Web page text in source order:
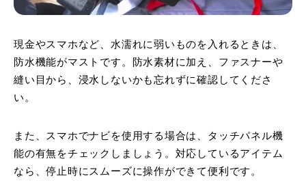
現金やスマホなど、水濡れに弱いものを入れるときは、
防水機能がマストです。防水素材に加え、ファスナーや
縫い目から、浸水しないかも忘れずに確認してくださ
い。
また、スマホでナビを使用する場合は、タッチパネル機
能の有無をチェックしましょう。対応しているアイテム
なら、停止時にスムーズに操作ができて便利です。